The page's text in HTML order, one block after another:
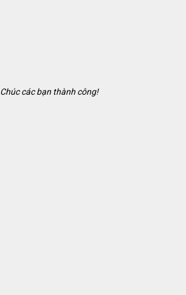
Chúc các bạn thành công!